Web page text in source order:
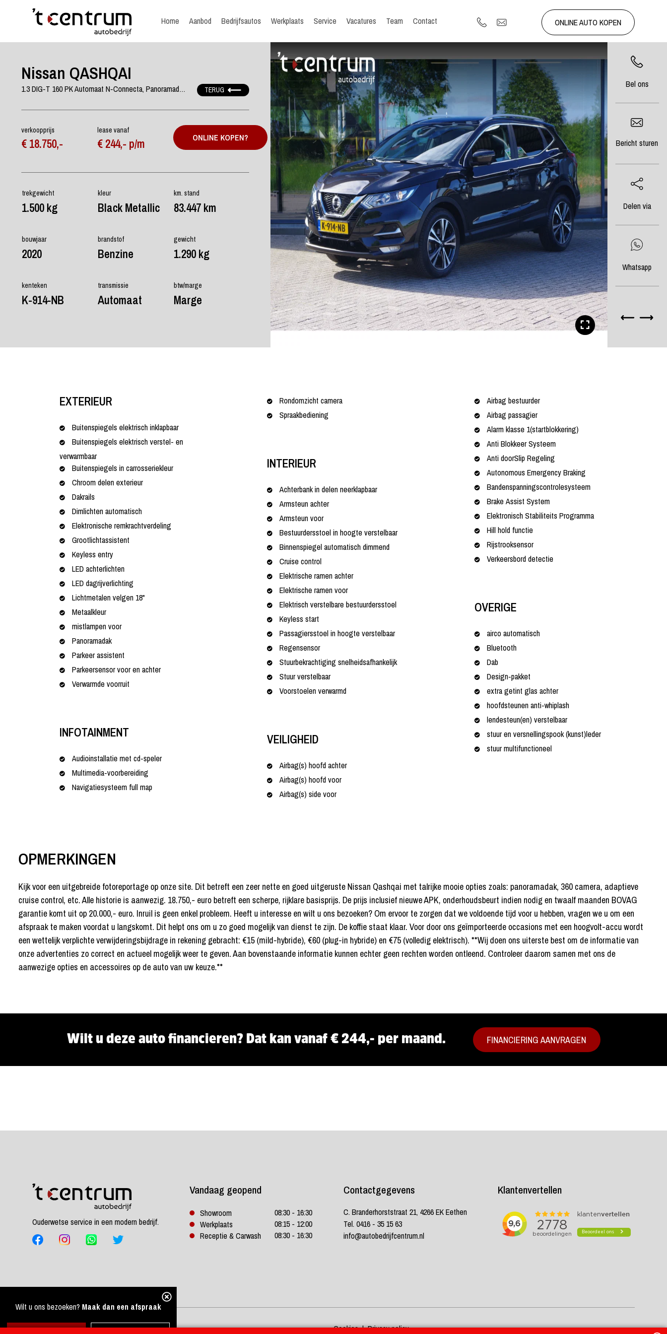
Wilt u ons bezoeken? Maak dan een afspraak
Home Aanbod Bedrijfsautos Werkplaats Service Vacatures Team Contact ONLINE AUTO KOPEN
Nissan QASHQAI
1.3 DIG-T 160 PK Automaat N-Connecta, Panoramadak, 360 Camera, Adap. Cruise Control TERUG
verkoopprijs
€ 18.750,-
lease vanaf
€ 244,- p/m ONLINE KOPEN?
trekgewicht kleur km. stand
1.500 kg Black Metallic 83.447 km
bouwjaar brandstof gewicht
2020 Benzine 1.290 kg
kenteken transmissie btw/marge
K-914-NB Automaat Marge
Bel ons
Bericht sturen
Delen via
Whatsapp
EXTERIEUR
Buitenspiegels elektrisch inklapbaar
Buitenspiegels elektrisch verstel- en
verwarmbaar
Buitenspiegels in carrosseriekleur
Chroom delen exterieur
Dakrails
Dimlichten automatisch
Elektronische remkrachtverdeling
Grootlichtassistent
Keyless entry
LED achterlichten
LED dagrijverlichting
Lichtmetalen velgen 18"
Metaalkleur
mistlampen voor
Panoramadak
Parkeer assistent
Parkeersensor voor en achter
Verwarmde voorruit
INFOTAINMENT
Audioinstallatie met cd-speler
Multimedia-voorbereiding
Navigatiesysteem full map
Rondomzicht camera
Spraakbediening
INTERIEUR
Achterbank in delen neerklapbaar
Armsteun achter
Armsteun voor
Bestuurdersstoel in hoogte verstelbaar
Binnenspiegel automatisch dimmend
Cruise control
Elektrische ramen achter
Elektrische ramen voor
Elektrisch verstelbare bestuurdersstoel
Keyless start
Passagiersstoel in hoogte verstelbaar
Regensensor
Stuurbekrachtiging snelheidsafhankelijk
Stuur verstelbaar
Voorstoelen verwarmd
VEILIGHEID
Airbag(s) hoofd achter
Airbag(s) hoofd voor
Airbag(s) side voor
Airbag bestuurder
Airbag passagier
Alarm klasse 1(startblokkering)
Anti Blokkeer Systeem
Anti doorSlip Regeling
Autonomous Emergency Braking
Bandenspanningscontrolesysteem
Brake Assist System
Elektronisch Stabiliteits Programma
Hill hold functie
Rijstrooksensor
Verkeersbord detectie
OVERIGE
airco automatisch
Bluetooth
Dab
Design-pakket
extra getint glas achter
hoofdsteunen anti-whiplash
lendesteun(en) verstelbaar
stuur en versnellingspook (kunst)leder
stuur multifunctioneel
OPMERKINGEN
Kijk voor een uitgebreide fotoreportage op onze site. Dit betreft een zeer nette en goed uitgeruste Nissan Qashqai met talrijke mooie opties zoals: panoramadak, 360 camera, adaptieve
cruise control, etc. Alle historie is aanwezig. 18.750,- euro betreft een scherpe, rijklare basisprijs. De prijs inclusief nieuwe APK, onderhoudsbeurt indien nodig en twaalf maanden BOVAG
garantie komt uit op 20.000,- euro. Inruil is geen enkel probleem. Heeft u interesse en wilt u ons bezoeken? Om ervoor te zorgen dat we voldoende tijd voor u hebben, vragen we u om een
afspraak te maken voordat u langskomt. Dit helpt ons om u zo goed mogelijk van dienst te zijn. De koffie staat klaar. Voor door ons geïmporteerde occasions met een hoogvolt-accu wordt
een wettelijk verplichte verwijderingsbijdrage in rekening gebracht: €15 (mild-hybride), €60 (plug-in hybride) en €75 (volledig elektrisch). **Wij doen ons uiterste best om de informatie van
onze advertenties zo correct en actueel mogelijk weer te geven. Aan bovenstaande informatie kunnen echter geen rechten worden ontleend. Controleer daarom samen met ons de
aanwezige opties en accessoires op de auto van uw keuze.**
Wilt u deze auto financieren? Dat kan vanaf € 244,- per maand. FINANCIERING AANVRAGEN
Ouderwetse service in een modern bedrijf.
Vandaag geopend
Showroom
08:30 - 16:30
Werkplaats
08:15 - 12:00
Receptie & Carwash
08:30 - 16:30
Contactgegevens
C. Branderhorststraat 21, 4266 EK Eethen
Tel. 0416 - 35 15 63
info@autobedrijfcentrum.nl
Klantenvertellen
Ontwerp en ontwikkelingBrand Boosters Cookies|Privacy policy